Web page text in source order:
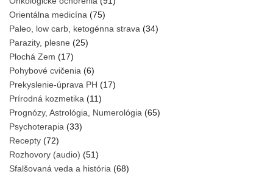
Orientálna medicína (75)
Paleo, low carb, ketogénna strava (34)
Parazity, plesne (25)
Plochá Zem (17)
Pohybové cvičenia (6)
Prekyslenie-úprava PH (17)
Prírodná kozmetika (11)
Prognózy, Astrológia, Numerológia (65)
Psychoterapia (33)
Recepty (72)
Rozhovory (audio) (51)
Sfalšovaná veda a história (68)